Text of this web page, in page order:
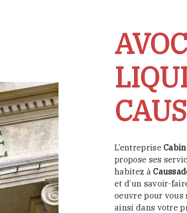
L’entreprise
propose ses
habitez à
et d’un savoir-
oeuvre pour vous
ainsi dans votre